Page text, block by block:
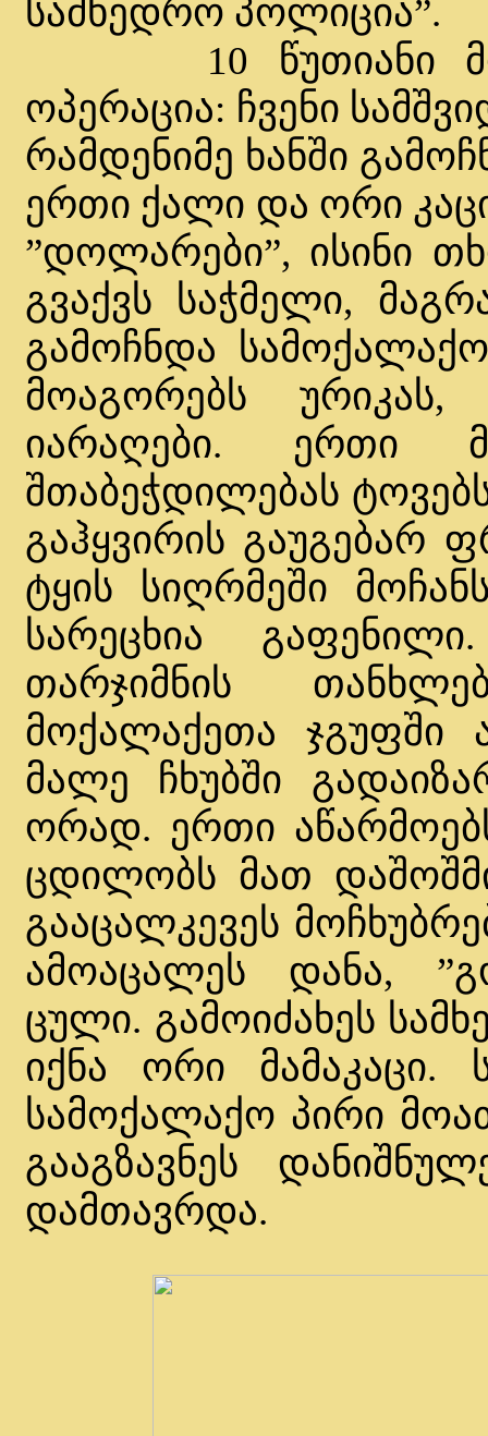
სამხედრო პოლიცია”.
10 წუთიანი
ოპერაცია: ჩვენი
რამდენიმე ხანში
ერთი ქალი და ორი
”დოლარები”, ისინი
გვაქვს საჭმელი,
გამოჩნდა
მოაგორებს
იარაღები. ერთი
შთაბეჭდილებას
გაჰყვირის გაუგებარ
ტყის სიღრმეში
სარეცხია
თარჯიმნის
მოქალაქეთა
მალე ჩხუბში
ორად. ერთი
ცდილობს მათ
გააცალკევეს
ამოაცალეს დანა,
ცული. გამოიძახეს
იქნა ორი მამაკაცი.
სამოქალაქო პირი
გააგზავნეს
დამთავრდა.